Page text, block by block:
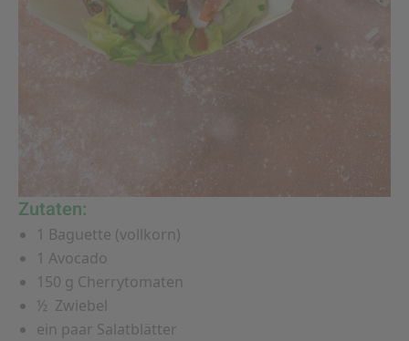
Zutaten:
1 Baguette (vollkorn)
1 Avocado
150 g Cherrytomaten
½ Zwiebel
ein paar Salatblätter